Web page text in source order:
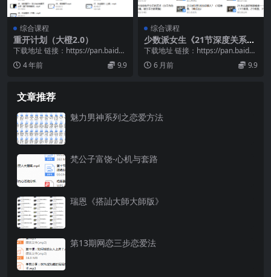
综合课程
重开计划（大橙2.0）
下载地址 链接：https://pan.baidu.
com/s/16DJMVQW...
4 年前 9.9
综合课程
少数派女生《21节深度关系必
修课》
下载地址 链接：https://pan.baidu.
com/s/1FNExNWG...
6 月前 9.9
文章推荐
魅力男神系列之恋爱方法
梵公子富饶-心机与套路
瑞恩《搭訕大師大師版》
第13期网恋三步恋爱法